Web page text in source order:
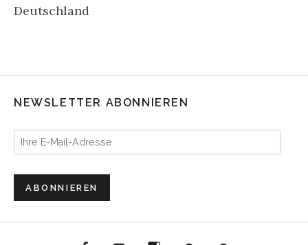
Deutschland
NEWSLETTER ABONNIEREN
Ihre E-Mail-Adresse
ABONNIEREN